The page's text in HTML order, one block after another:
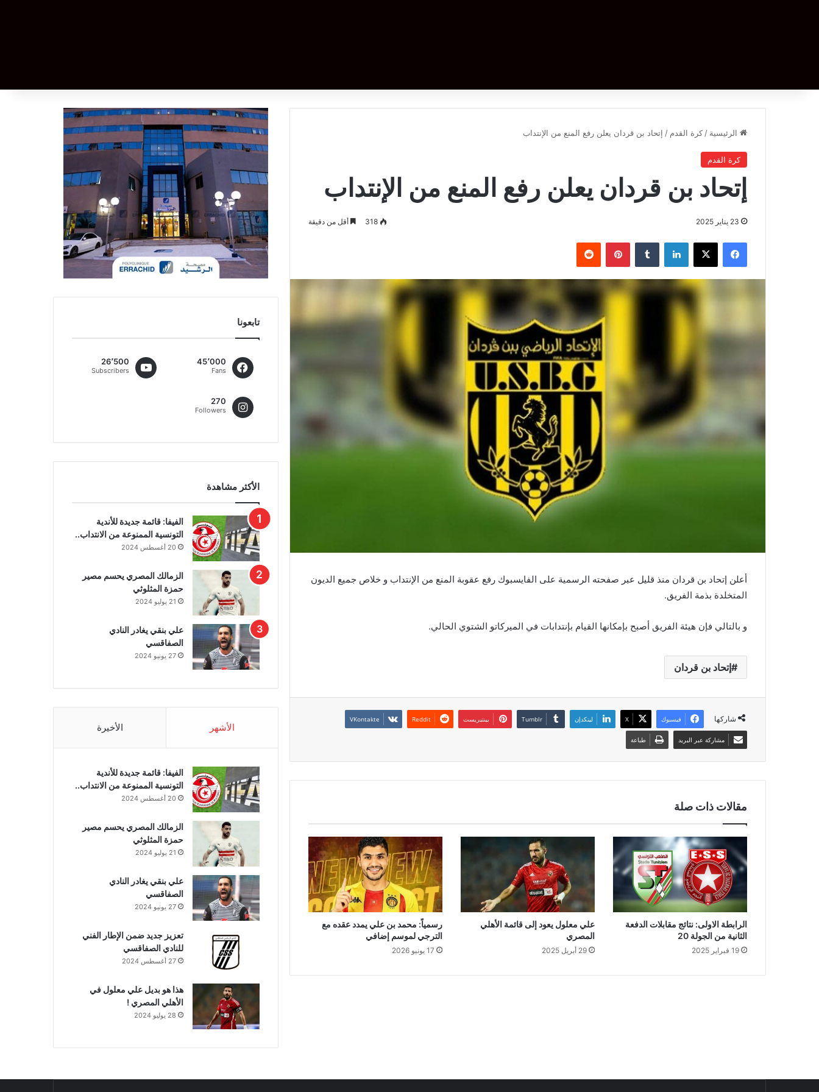
الرئيسية / كرة القدم / إتحاد بن قردان يعلن رفع المنع من الإنتداب
كرة القدم
إتحاد بن قردان يعلن رفع المنع من الإنتداب
23 يناير 2025 318 أقل من دقيقة
فيسبوك ‫X لينكدإن بينتيريست
أعلن إتحاد بن قردان منذ قليل عبر صفحته الرسمية على الفايسبوك رفع عقوبة المنع من الإنتداب و خلاص جميع الديون
المتخلدة بذمة الفريق.
و بالتالي فإن هيئة الفريق أصبح بإمكانها القيام بإنتدابات في الميركاتو الشتوي الحالي.
إتحاد بن قردان
شاركها فيسبوك ‫X لينكدإن بينتيريست
مشاركة عبر البريد طباعة
مقالات ذات صلة
الرابطة الاولى: نتائج مقابلات الدفعة
الثانية من الجولة 20
19 فبراير 2025
علي معلول يعود إلى قائمة الأهلي
المصري
29 أبريل 2025
رسمياً: محمد بن علي يمدد عقده مع
الترجي لموسم إضافي
17 يونيو 2026
تابعونا
45٬000
Fans
26٬500
Subscribers
270
Followers
الأكثر مشاهدة
الفيفا: قائمة جديدة للأندية
التونسية الممنوعة من الانتداب..
20 أغسطس 2024
الزمالك المصري يحسم مصير
حمزة المثلوثي
21 يوليو 2024
علي بنقي يغادر النادي
الصفاقسي
27 يونيو 2024
الأشهر الأخيرة
الفيفا: قائمة جديدة للأندية
التونسية الممنوعة من الانتداب..
20 أغسطس 2024
الزمالك المصري يحسم مصير
حمزة المثلوثي
21 يوليو 2024
علي بنقي يغادر النادي
الصفاقسي
27 يونيو 2024
تعزيز جديد ضمن الإطار الفني
للنادي الصفاقسي
27 أغسطس 2024
هذا هو بديل علي معلول في
الأهلي المصري !
28 يوليو 2024